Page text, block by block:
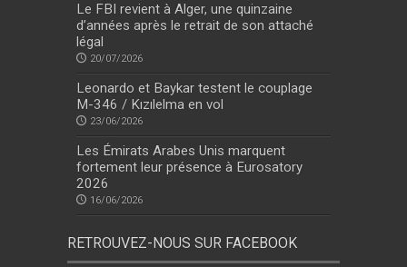
Le FBI revient à Alger, une quinzaine
d’années après le retrait de son attaché
légal
20/07/2026
Leonardo et Baykar testent le couplage
M-346 / Kızılelma en vol
23/06/2026
Les Émirats Arabes Unis marquent
fortement leur présence à Eurosatory
2026
16/06/2026
RETROUVEZ-NOUS SUR FACEBOOK